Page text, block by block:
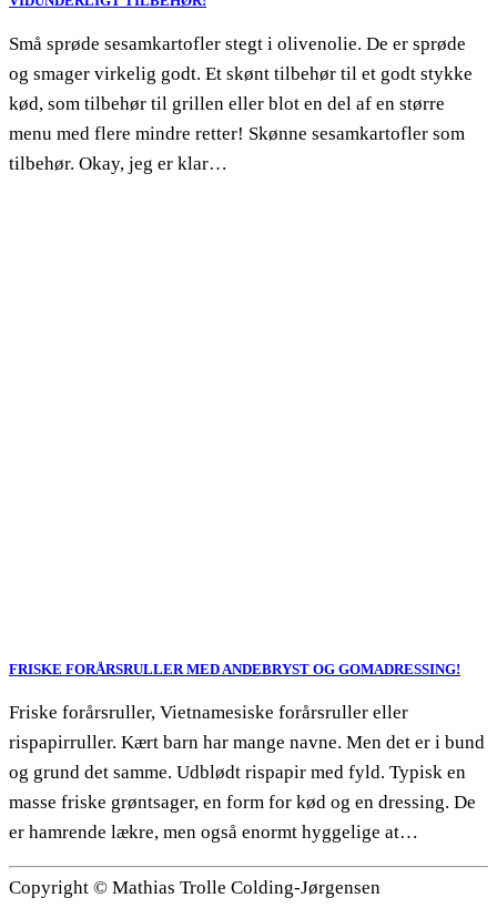
Små sprøde sesamkartofler stegt i olivenolie. De er sprøde
og smager virkelig godt. Et skønt tilbehør til et godt stykke
kød, som tilbehør til grillen eller blot en del af en større
menu med flere mindre retter! Skønne sesamkartofler som
tilbehør. Okay, jeg er klar…
FRISKE FORÅRSRULLER MED ANDEBRYST OG GOMADRESSING!
Friske forårsruller, Vietnamesiske forårsruller eller
rispapirruller. Kært barn har mange navne. Men det er i bund
og grund det samme. Udblødt rispapir med fyld. Typisk en
masse friske grøntsager, en form for kød og en dressing. De
er hamrende lækre, men også enormt hyggelige at…
Copyright © Mathias Trolle Colding-Jørgensen